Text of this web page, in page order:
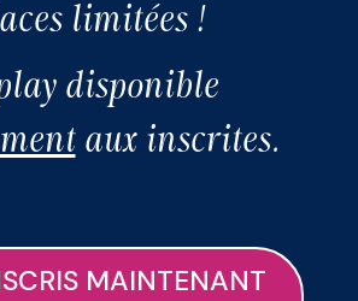
limitées !
disponible
aux inscrites.
MAINTENANT